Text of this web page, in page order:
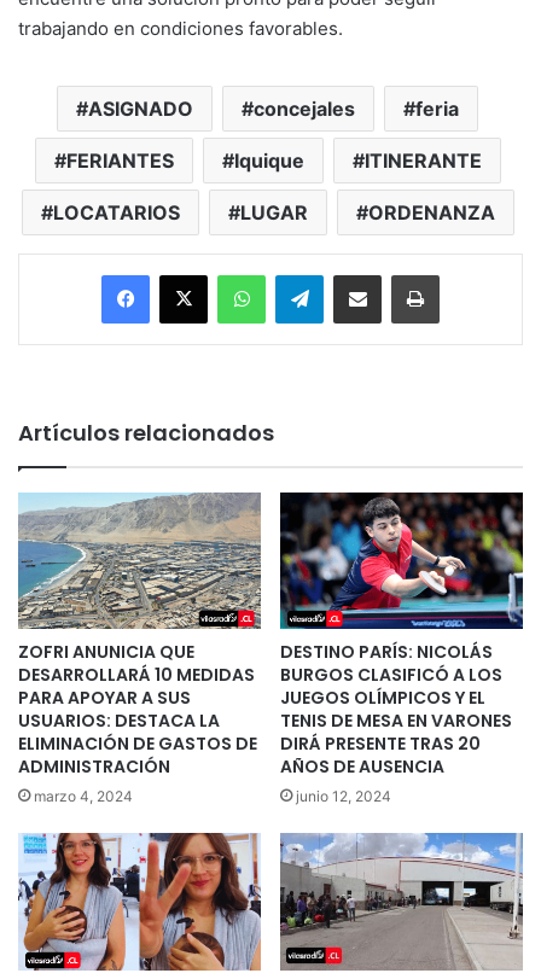
trabajando en condiciones favorables.
ASIGNADO concejales feria
FERIANTES Iquique ITINERANTE
LOCATARIOS LUGAR ORDENANZA
Facebook
X WhatsAppTelegramEnviar vía email Imprimir
Artículos relacionados
ZOFRI ANUNICIA QUE
DESARROLLARÁ 10 MEDIDAS
PARA APOYAR A SUS
USUARIOS: DESTACA LA
ELIMINACIÓN DE GASTOS DE
ADMINISTRACIÓN
marzo 4, 2024
DESTINO PARÍS: NICOLÁS
BURGOS CLASIFICÓ A LOS
JUEGOS OLÍMPICOS Y EL
TENIS DE MESA EN VARONES
DIRÁ PRESENTE TRAS 20
AÑOS DE AUSENCIA
junio 12, 2024